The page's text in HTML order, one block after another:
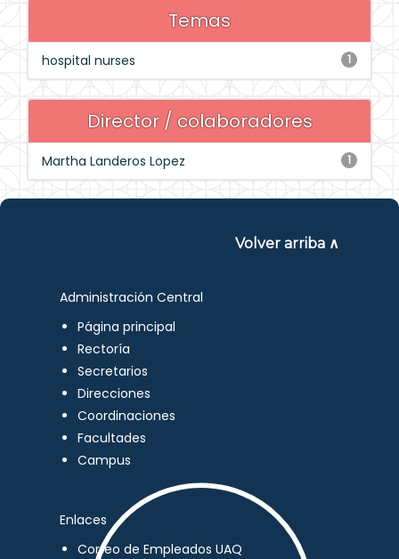
Temas
1
hospital nurses
Director / colaboradores
1
Martha Landeros Lopez
Volver arriba ∧
Administración Central
Página principal
Rectoría
Secretarios
Direcciones
Coordinaciones
Facultades
Campus
Enlaces
Correo de Empleados UAQ